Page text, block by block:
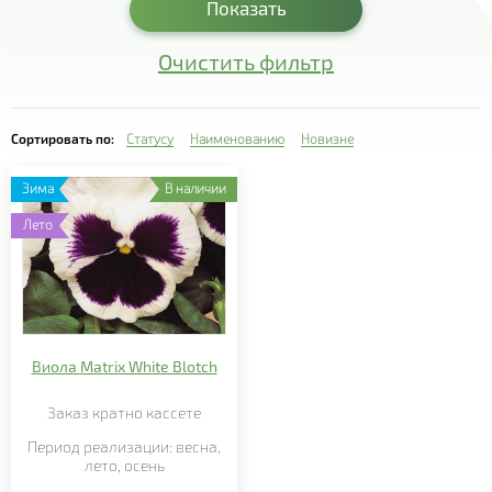
- Бархатцы
- Бегония
- Вербейник
- Вербена
- Газания
- Гвоздика
- Георгина
- Гербера
- Гипоэстес
Показать
Очистить фильтр
Сортировать по: Статусу Наименованию Новизне
В наличии
Зима
Лето
Виола Matrix White Blotch
Заказ кратно кассете
Период реализации: весна,
лето, осень